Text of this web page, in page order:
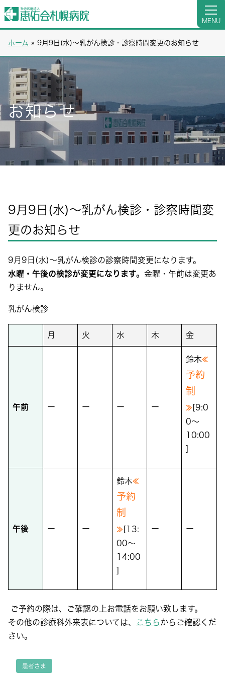
MENU
ホーム » 9月9日(水)～乳がん検診・診察時間変更のお知らせ
お知らせ
9月9日(水)～乳がん検診・診察時間変
更のお知らせ
9月9日(水)～乳がん検診の診察時間変更になります。
水曜・午後の検診が変更になります。 金曜・午前は変更あ
りません。
乳がん検診
月 火 水 木 金
午前 ー ー ー ー
鈴木≪
予約
制
≫ [9:0
0～
10:00
午後 ー ー
鈴木≪
予約
制
≫ [13:
00～
14:00
ー ー
ご予約の際は、ご確認の上お電話をお願い致します。
その他の診療科外来表については、
こちらからご確認くだ
さい。
患者さま